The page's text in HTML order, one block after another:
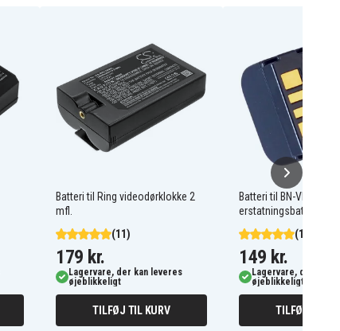
Batteri til Ring videodørklokke 2
mfl.
(11)
179 kr.
Lagervare, der kan leveres
øjeblikkeligt
TILFØJ TIL KURV
Batteri til BN-VF707
erstatningsbatteri
(12)
149 kr.
Lagervare, der kan
øjeblikkeligt
TILFØJ TIL